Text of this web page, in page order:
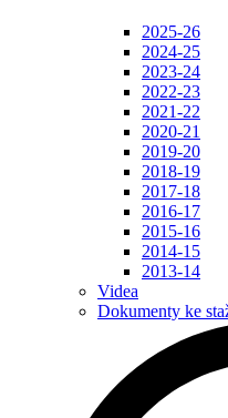
2025-26
2024-25
2023-24
2022-23
2021-22
2020-21
2019-20
2018-19
2017-18
2016-17
2015-16
2014-15
2013-14
Videa
Dokumenty ke